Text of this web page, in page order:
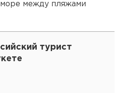
между пляжами
турист